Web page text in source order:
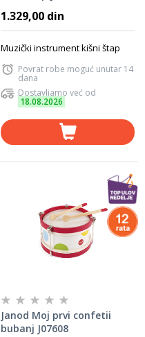
1.329,00 din
Muzički instrument kišni štap
Povrat robe moguć unutar 14
dana
Dostavljamo već od
18.08.2026
Janod Moj prvi confetii
bubanj J07608